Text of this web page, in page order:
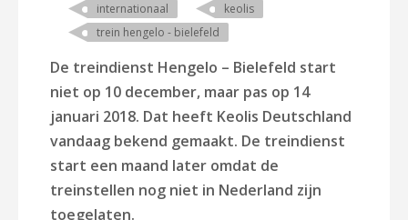
internationaal
keolis
trein hengelo - bielefeld
De treindienst Hengelo – Bielefeld start
niet op 10 december, maar pas op 14
januari 2018. Dat heeft Keolis Deutschland
vandaag bekend gemaakt. De treindienst
start een maand later omdat de
treinstellen nog niet in Nederland zijn
toegelaten.